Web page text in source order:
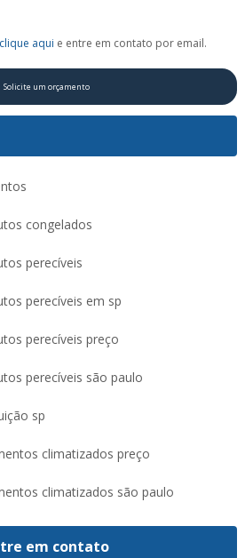
clique aqui e entre em contato por email.
Solicite um orçamento
congelados
perecíveis
perecíveis em sp
perecíveis preço
perecíveis são paulo
sp
climatizados preço
climatizados são paulo
climatizados valor
em contato